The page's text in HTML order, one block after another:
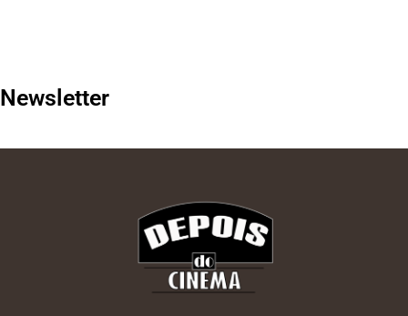
Newsletter